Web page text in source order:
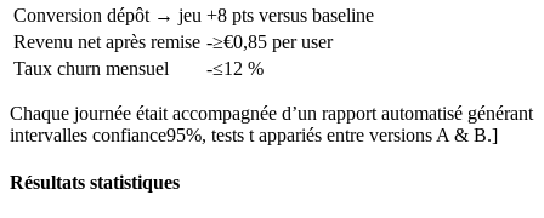
Conversion dépôt → jeu +8 pts versus baseline
Revenu net après remise -≥€0,85 per user
Taux churn mensuel
-≤12 %
Chaque journée était accompagnée d’un rapport automatisé générant
intervalles confiance95%, tests t appariés entre versions A & B.]
Résultats statistiques